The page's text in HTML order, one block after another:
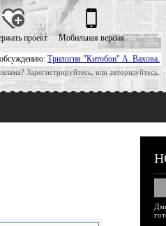
Трилогия "Китобои" А. Вахова.
Зарегистрируйтесь, или авторизуйтесь.
проект Мобильная версия